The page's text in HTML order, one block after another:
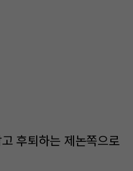
후퇴하는 제논쪽으로